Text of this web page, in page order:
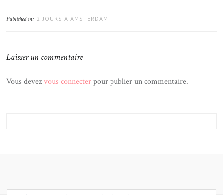
Published in: 2 JOURS A AMSTERDAM
Laisser un commentaire
Vous devezvous connecterpour publier un commentaire.